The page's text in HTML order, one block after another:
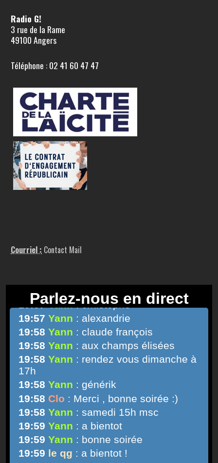
Radio G!
3 rue de la Rame
49100 Angers
Téléphone : 02 41 60 47 47
Courriel : Contact Mail